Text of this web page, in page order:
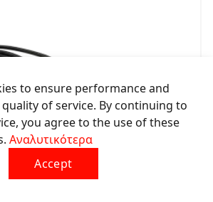
to ensure performance and
of service. By continuing to
you agree to the use of these
Αναλυτικότερα
Accept